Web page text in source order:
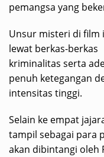
pemangsa yang
Unsur misteri di film
lewat berkas-berkas
kriminalitas serta
penuh ketegangan
intensitas tinggi.
Selain ke empat
tampil sebagai para
akan dibintangi oleh